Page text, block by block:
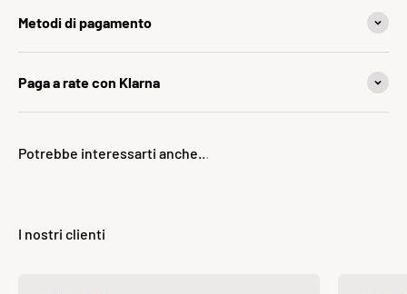
Metodi di pagamento
Paga a rate con Klarna